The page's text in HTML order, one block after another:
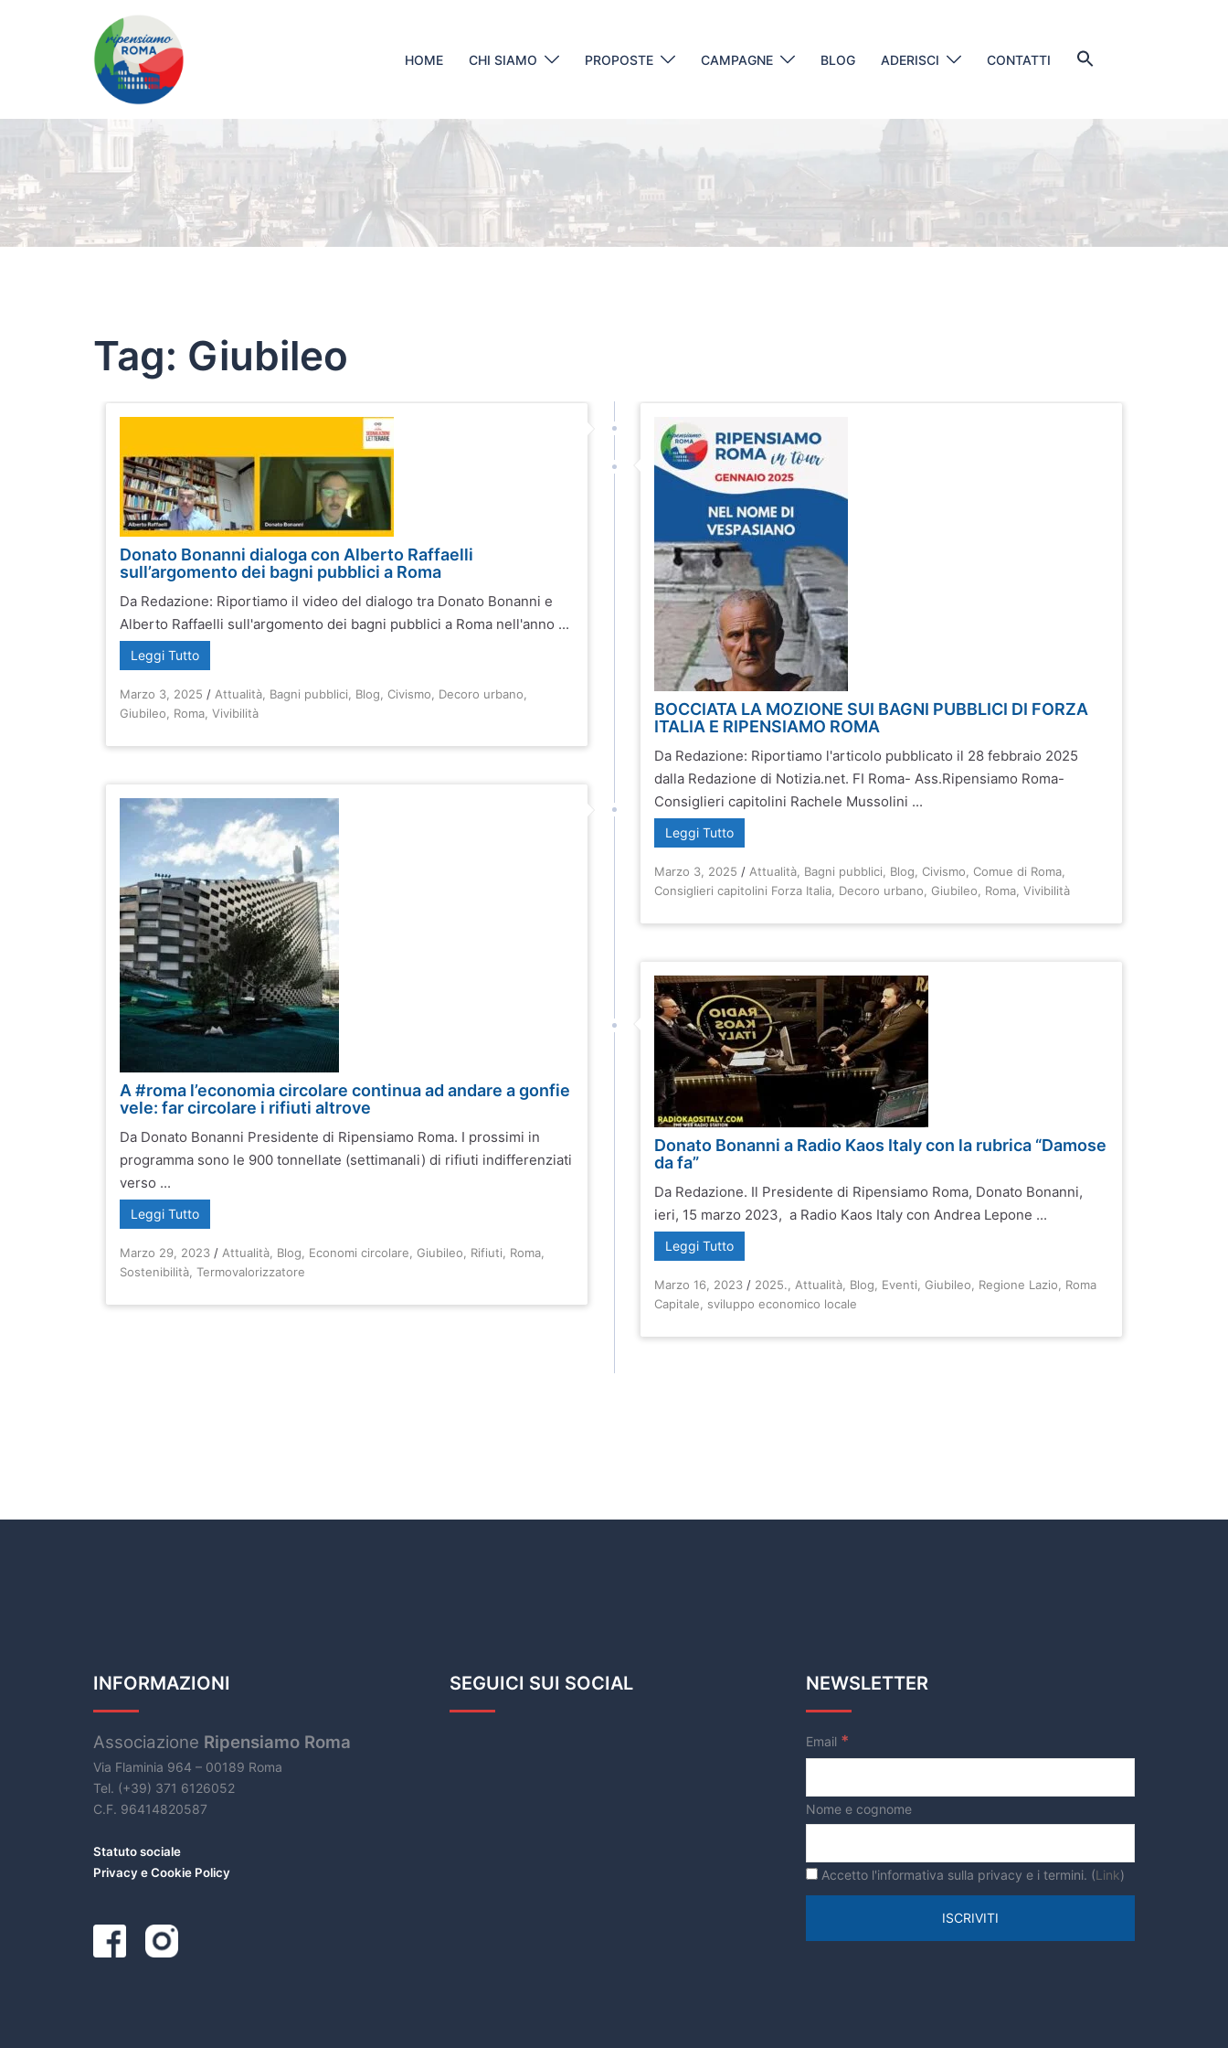
HOME CHI SIAMO PROPOSTE CAMPAGNE BLOG ADERISCI CONTATTI
Tag: Giubileo
Donato Bonanni dialoga con Alberto Raffaelli
sull’argomento dei bagni pubblici a Roma
Da Redazione: Riportiamo il video del dialogo tra Donato Bonanni e
Alberto Raffaelli sull'argomento dei bagni pubblici a Roma nell'anno ...
Leggi Tutto
Marzo 3, 2025 / Attualità Bagni pubblici Blog ,Civismo Decoro urbano
Giubileo
Roma ,Vivibilità
BOCCIATA LA MOZIONE SUI BAGNI PUBBLICI DI FORZA
ITALIA E RIPENSIAMO ROMA
Da Redazione: Riportiamo l'articolo pubblicato il 28 febbraio 2025
dalla Redazione di Notizia.net. FI Roma- Ass.Ripensiamo Roma-
Consiglieri capitolini Rachele Mussolini ...
Leggi Tutto
Marzo 3, 2025 / Attualità Bagni pubblici Blog ,Civismo ,Comue di Roma
Consiglieri capitolini Forza Italia Decoro urbano ,Giubileo Roma ,Vivibilità
A #roma l’economia circolare continua ad andare a gonfie
vele: far circolare i rifiuti altrove
Da Donato Bonanni Presidente di Ripensiamo Roma. I prossimi in
programma sono le 900 tonnellate (settimanali) di rifiuti indifferenziati
verso ...
Leggi Tutto
Marzo 29, 2023 / Attualità Blog Economi circolare ,Giubileo Rifiuti Roma
Sostenibilità ,Termovalorizzatore
Donato Bonanni a Radio Kaos Italy con la rubrica “Damose
da fa”
Da Redazione. Il Presidente di Ripensiamo Roma, Donato Bonanni,
ieri, 15 marzo 2023, a Radio Kaos Italy con Andrea Lepone ...
Leggi Tutto
Marzo 16, 2023 / 2025. Attualità Blog Eventi ,Giubileo Regione Lazio
Roma
Capitale
sviluppo economico locale
INFORMAZIONI
Associazione Ripensiamo Roma
Via Flaminia 964 – 00189 Roma
Tel. (+39) 371 6126052
C.F. 96414820587
Statuto sociale
Privacy e Cookie Policy
SEGUICI SUI SOCIAL NEWSLETTER
Email *
Nome e cognome
Accetto l'informativa sulla privacy e i termini. (Link)